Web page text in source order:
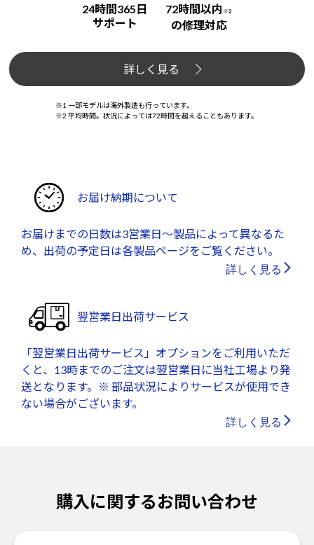
24時間365日
サポート
72時間以内 ※2
の修理対応
詳しく見る
※1 一部モデルは海外製造も行っています。
※2 平均時間。状況によっては72時間を超えることもあります。
お届け納期について
お届けまでの日数は3営業日～製品によって異なるた
め、出荷の予定日は各製品ページをご覧ください。
詳しく見る
翌営業日出荷サービス
「翌営業日出荷サービス」オプションをご利用いただ
くと、13時までのご注文は翌営業日に当社工場より発
送となります。※ 部品状況によりサービスが使用でき
ない場合がございます。
詳しく見る
購入に関するお問い合わせ